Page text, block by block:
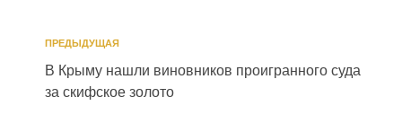
ПРЕДЫДУЩАЯ
В Крыму нашли виновников проигранного суда
за скифское золото